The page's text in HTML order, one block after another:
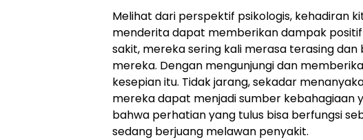
Melihat dari perspektif psikologis, kehadiran
menderita dapat memberikan dampak
sakit, mereka sering kali merasa terasing
mereka. Dengan mengunjungi dan
kesepian itu. Tidak jarang, sekadar
mereka dapat menjadi sumber kebahagiaan
bahwa perhatian yang tulus bisa berfungsi
sedang berjuang melawan penyakit.